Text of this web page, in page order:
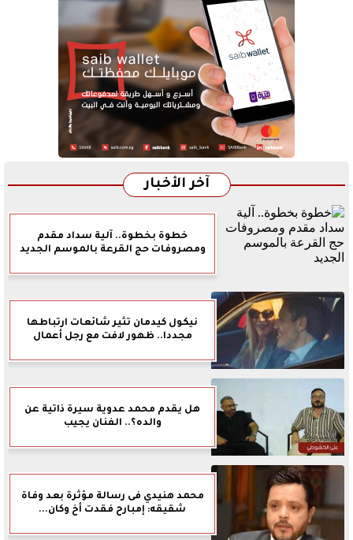
آخر الأخبار
خطوة بخطوة.. آلية سداد مقدم
ومصروفات حج القرعة بالموسم الجديد
نيكول كيدمان تثير شائعات ارتباطها
مجددا.. ظهور لافت مع رجل أعمال
هل يقدم محمد عدوية سيرة ذاتية عن
والده؟.. الفنان يجيب
محمد هنيدي فى رسالة مؤثرة بعد وفاة
شقيقه: إمبارح فقدت أخ وكان...